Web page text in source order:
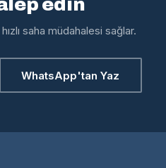
edin
saha müdahalesi sağlar.
WhatsApp'tan Yaz